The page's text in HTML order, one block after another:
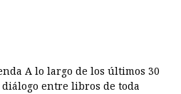
A lo largo de los últimos 30
entre libros de toda